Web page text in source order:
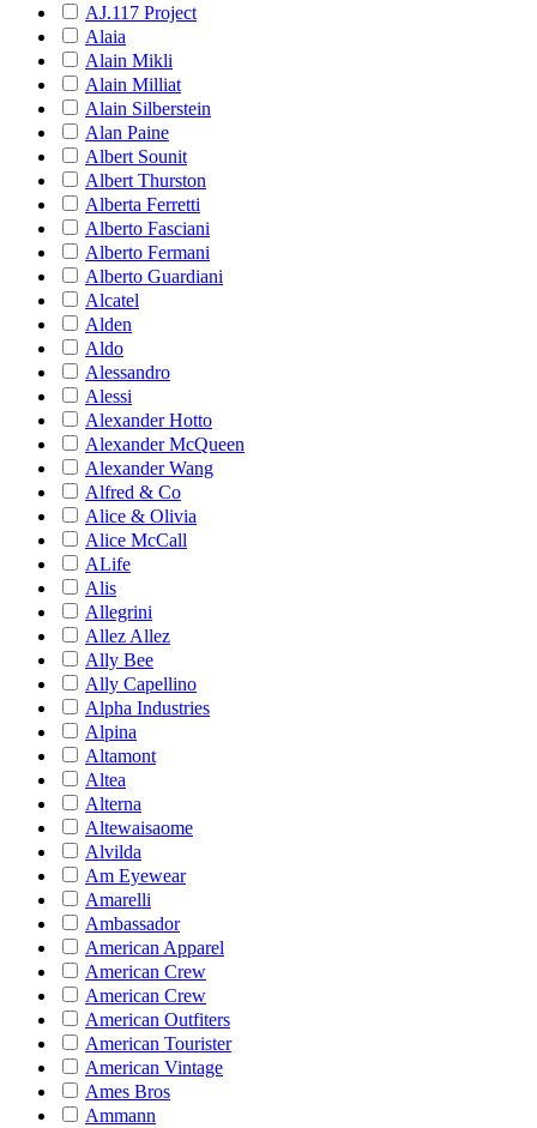
AJ.117 Project
Alaia
Alain Mikli
Alain Milliat
Alain Silberstein
Alan Paine
Albert Sounit
Albert Thurston
Alberta Ferretti
Alberto Fasciani
Alberto Fermani
Alberto Guardiani
Alcatel
Alden
Aldo
Alessandro
Alessi
Alexander Hotto
Alexander McQueen
Alexander Wang
Alfred & Co
Alice & Olivia
Alice McCall
ALife
Alis
Allegrini
Allez Allez
Ally Bee
Ally Capellino
Alpha Industries
Alpina
Altamont
Altea
Alterna
Altewaisaome
Alvilda
Am Eyewear
Amarelli
Ambassador
American Apparel
American Crew
American Crew
American Outfiters
American Tourister
American Vintage
Ames Bros
Ammann